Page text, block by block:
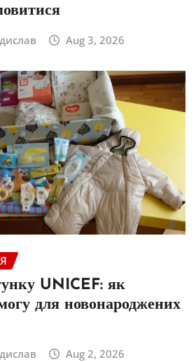
Aug 3, 2026
UNICEF: як
для новонароджених
Aug 2, 2026